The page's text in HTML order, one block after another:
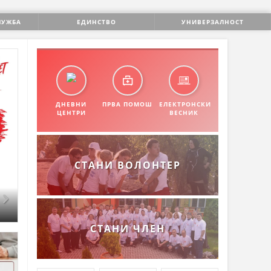
ЕДИНСТВО УНИВЕРЗАЛНОСТ
ДНЕВНИ
ЦЕНТРИ
ПРВА ПОМОШ
ЕЛЕКТРОНСКИ
ВЕСНИК
СТАНИ ВОЛОНТЕР
СТАНИ ЧЛЕН